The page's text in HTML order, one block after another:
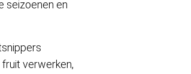
seizoenen en
verwerken,